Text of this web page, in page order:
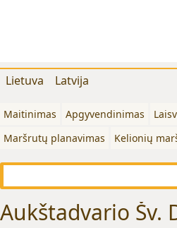
Lietuva Latvija
Maitinimas Apgyvendinimas
Maršrutų planavimas
Kelionių
Aukštadvario Šv.